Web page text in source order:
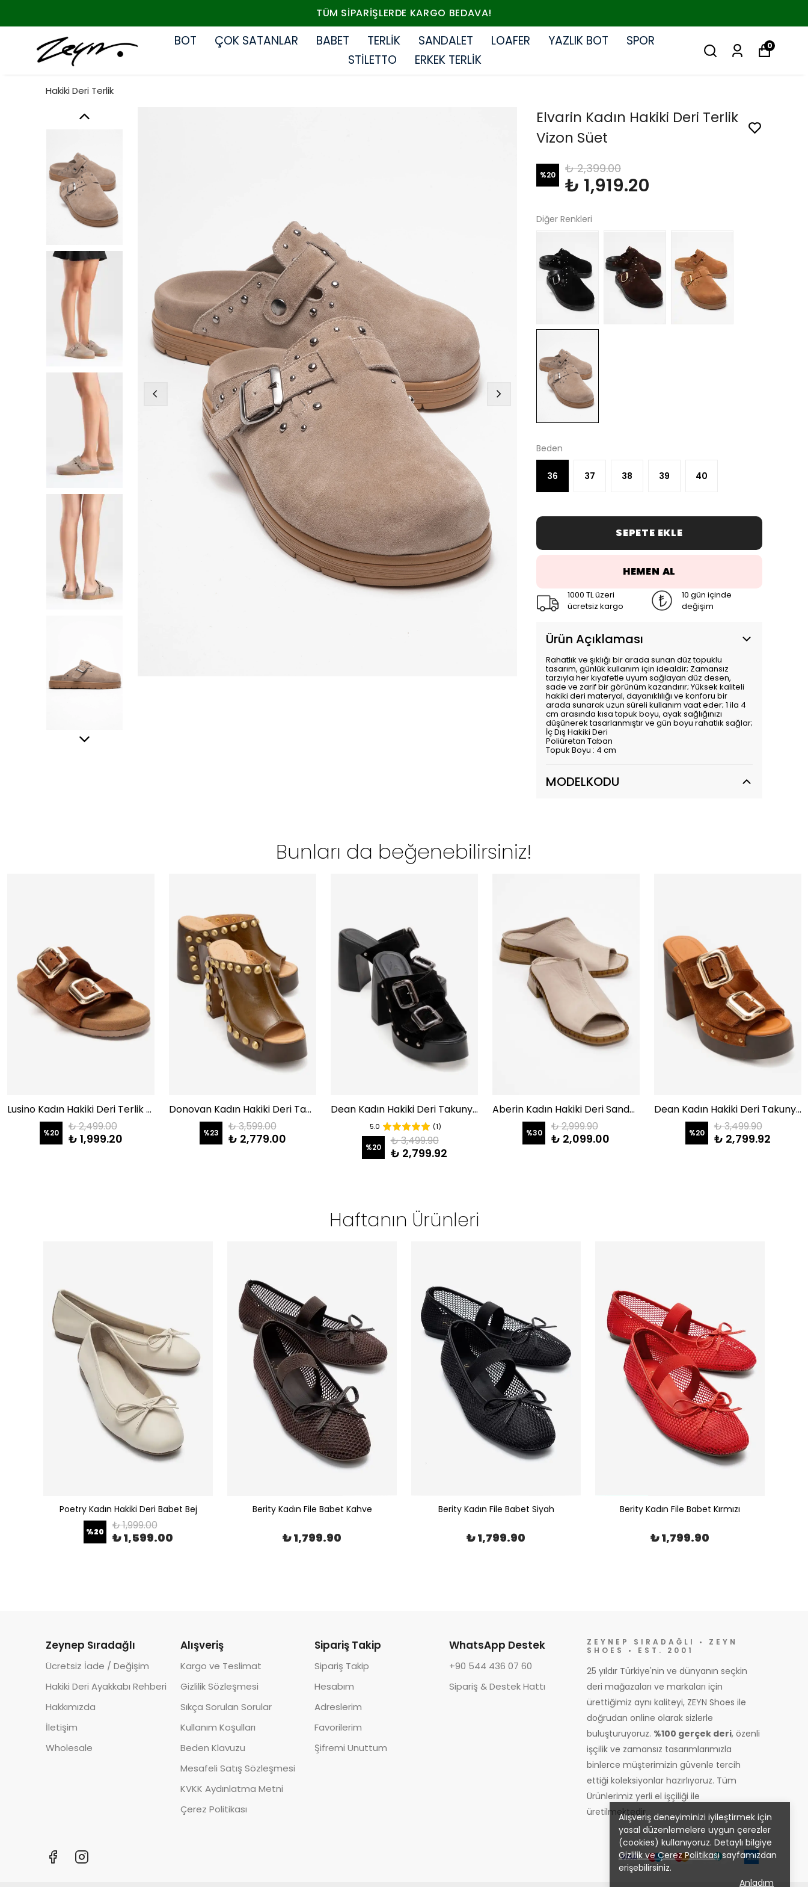
TÜM SIPARIŞLERDE KARGO BEDAVA!
BOT ÇOK SATANLAR BABET TERLİK SANDALET LOAFER YAZLIK BOT
SPOR
STİLETTO
ERKEK TERLİK
0
Alışveriş deneyiminizi iyileştirmek için
yasal düzenlemelere uygun çerezler
(cookies) kullanıyoruz. Detaylı bilgiye
Gizlilik ve Çerez Politikasısayfamızdan
erişebilirsiniz.
Anladım
Hakiki Deri Terlik
Elvarin Kadın Hakiki Deri Terlik
Vizon Süet
%20 ₺ 2,399.00
₺ 1,919.20
Diğer Renkleri
Beden
36 37 38 39 40
SEPETE EKLE
HEMEN AL
1000 TL üzeri
ücretsiz kargo
10 gün içinde
değişim
Ürün Açıklaması
Rahatlık ve şıklığı bir arada sunan düz topuklu
tasarım, günlük kullanım için idealdir; Zamansız
tarzıyla her kıyafetle uyum sağlayan düz desen,
sade ve zarif bir görünüm kazandırır; Yüksek kaliteli
hakiki deri materyal, dayanıklılığı ve konforu bir
arada sunarak uzun süreli kullanım vaat eder; 1 ila 4
cm arasında kısa topuk boyu, ayak sağlığınızı
düşünerek tasarlanmıştır ve gün boyu rahatlık sağlar;
İç Dış Hakiki Deri
Poliüretan Taban
Topuk Boyu : 4 cm
MODELKODU
Bunları da beğenebilirsiniz!
Lusino Kadın Hakiki Deri Terlik Taba Süet
%20 ₺ 2,499.00
₺ 1,999.20
Donovan Kadın Hakiki Deri Takunya Terlik Haki
%23 ₺ 3,599.00
₺ 2,779.00
Dean Kadın Hakiki Deri Takunya Terlik Siyah Süet
5.0 (1)
%20 ₺ 3,499.90
₺ 2,799.92
Aberin Kadın Hakiki Deri Sandalet Gri
%30 ₺ 2,999.90
₺ 2,099.00
Dean Kadın Hakiki Deri Takunya Terlik Taba Süet
%20 ₺ 3,499.90
₺ 2,799.92
Haftanın Ürünleri
Poetry Kadın Hakiki Deri Babet Bej
%20 ₺ 1,999.00
₺ 1,599.00
Berity Kadın File Babet Kahve
₺ 1,799.90
Berity Kadın File Babet Siyah
₺ 1,799.90
Berity Kadın File Babet Kırmızı
₺ 1,799.90
Zeynep Sıradağlı
Ücretsiz İade / Değişim
Hakiki Deri Ayakkabı Rehberi
Hakkımızda
İletişim
Wholesale
Alışveriş
Kargo ve Teslimat
Gizlilik Sözleşmesi
Sıkça Sorulan Sorular
Kullanım Koşulları
Beden Klavuzu
Mesafeli Satış Sözleşmesi
KVKK Aydınlatma Metni
Çerez Politikası
Sipariş Takip
Sipariş Takip
Hesabım
Adreslerim
Favorilerim
Şifremi Unuttum
WhatsApp Destek
+90 544 436 07 60
Sipariş & Destek Hattı
ZEYNEP SIRADAĞLI • ZEYN
SHOES • EST. 2001
25 yıldır Türkiye'nin ve dünyanın seçkin
deri mağazaları ve markaları için
ürettiğimiz aynı kaliteyi, ZEYN Shoes ile
doğrudan online olarak sizlerle
buluşturuyoruz. %100 gerçek deri, özenli
işçilik ve zamansız tasarımlarımızla
binlerce müşterimizin güvenle tercih
ettiği koleksiyonlar hazırlıyoruz. Tüm
Ürünlerimiz yerli el işçiliği ile
üretilmektedir.